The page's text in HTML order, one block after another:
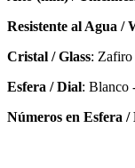
Resistente al Agua /
Cristal / Glass: Zafiro
Esfera / Dial: Blanco
Números en Esfera